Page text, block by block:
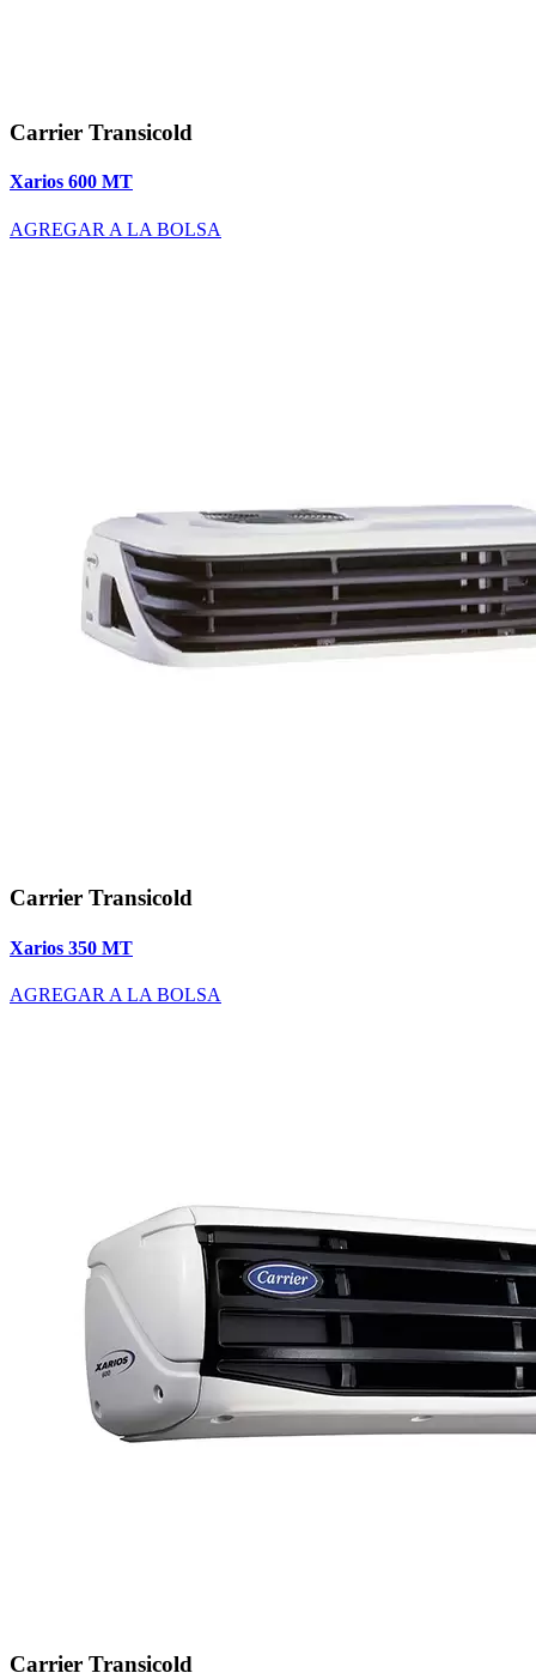
Carrier Transicold
Xarios 600 MT
AGREGAR A LA BOLSA
Carrier Transicold
Xarios 350 MT
AGREGAR A LA BOLSA
Carrier Transicold